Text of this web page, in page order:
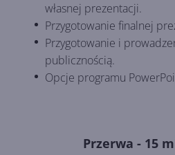
własnej prezentacji.
Przygotowanie finalnej
Przygotowanie i
publicznością.
Opcje programu
Przerwa - 15